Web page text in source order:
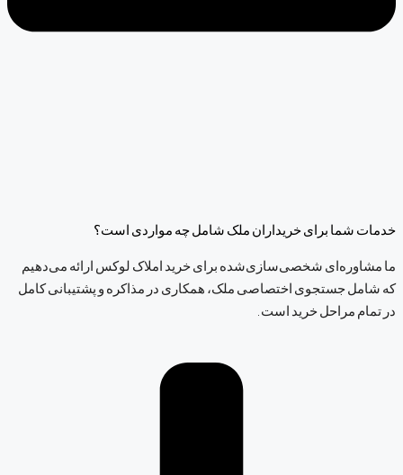
خدمات شما برای خریداران ملک شامل چه مواردی است؟
ما مشاوره‌ای شخصی‌سازی‌شده برای خرید املاک لوکس ارائه می‌دهیم
که شامل جستجوی اختصاصی ملک، همکاری در مذاکره و پشتیبانی کامل
در تمام مراحل خرید است.